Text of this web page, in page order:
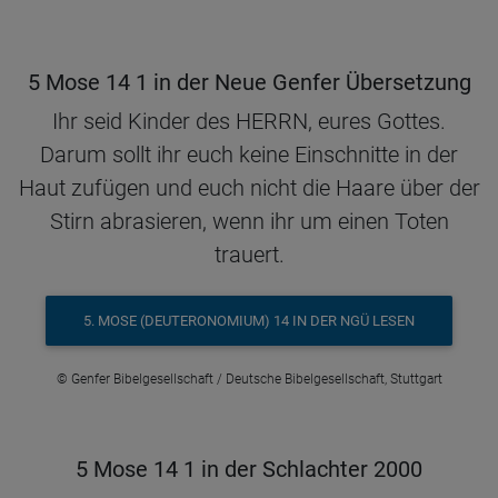
5 Mose 14 1 in der Neue Genfer Übersetzung
Ihr seid Kinder des HERRN, eures Gottes.
Darum sollt ihr euch keine Einschnitte in der
Haut zufügen und euch nicht die Haare über der
Stirn abrasieren, wenn ihr um einen Toten
trauert.
5. MOSE (DEUTERONOMIUM) 14 IN DER NGÜ LESEN
© Genfer Bibelgesellschaft / Deutsche Bibelgesellschaft, Stuttgart
5 Mose 14 1 in der Schlachter 2000